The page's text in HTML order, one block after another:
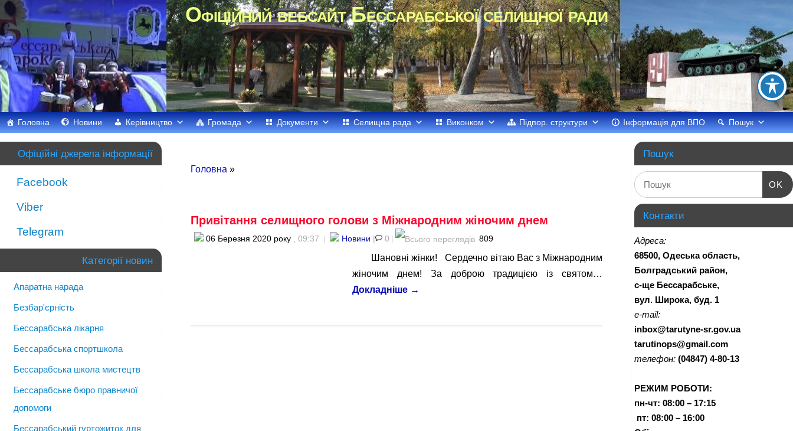
Офіційний вебсайт Бессарабської селищної ради
Головна Новини Керівництво Громада Документи Селищна рада Виконком Підпор. структури Інформація для ВПО Пошук
Головна »
Привітання селищного голови з Міжнародним жіночим днем
06 Березня 2020 року , 09:37 | Новини | 0 | 809
Шановні жінки! Сердечно вітаю Вас з Міжнародним
жіночим днем! За доброю традицією із святом…
Докладніше →
Офіційні джерела інформації
Facebook
Viber
Telegram
Категорії новин
Апаратна нарада
Безбар'єрність
Бессарабська лікарня
Бессарабська спортшкола
Бессарабська школа мистецтв
Бессарабське бюро правничої
допомоги
Бессарабський гуртожиток для
Пошук
OK
Контакти
Адреса:
68500, Одеська область,
Болградський район,
с-ще Бессарабське,
вул. Широка, буд. 1
e-mail:
inbox@tarutyne-sr.gov.ua
tarutinops@gmail.com
телефон: (04847) 4-80-13
РЕЖИМ РОБОТИ:
пн-чт: 08:00 – 17:15
пт: 08:00 – 16:00